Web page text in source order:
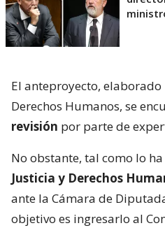
El anteproyecto,
Derechos Humanos, se
revisión por parte de
No obstante, tal como lo
Justicia y Derechos
ante la Cámara de
objetivo es ingresarlo al